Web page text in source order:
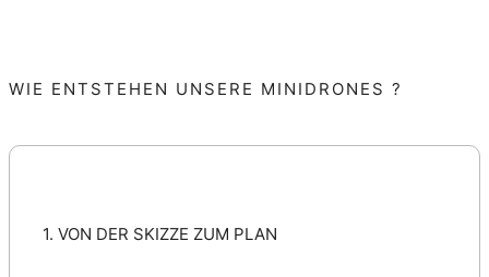
WIE ENTSTEHEN UNSERE MINIDRONES ?
1. VON DER SKIZZE ZUM PLAN